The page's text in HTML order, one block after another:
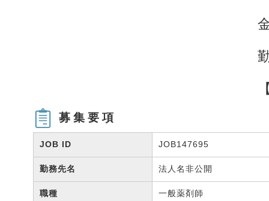
募集要項
JOB ID JOB147695
勤務先名 法人名非公開
職種 一般薬剤師